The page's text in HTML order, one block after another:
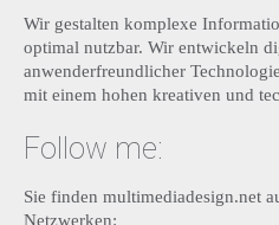
Wir gestalten komplexe
optimal nutzbar. Wir entwickeln
anwenderfreundlicher
mit einem hohen kreativen und
Follow me:
Sie finden multimediadesign.net
Netzwerken: